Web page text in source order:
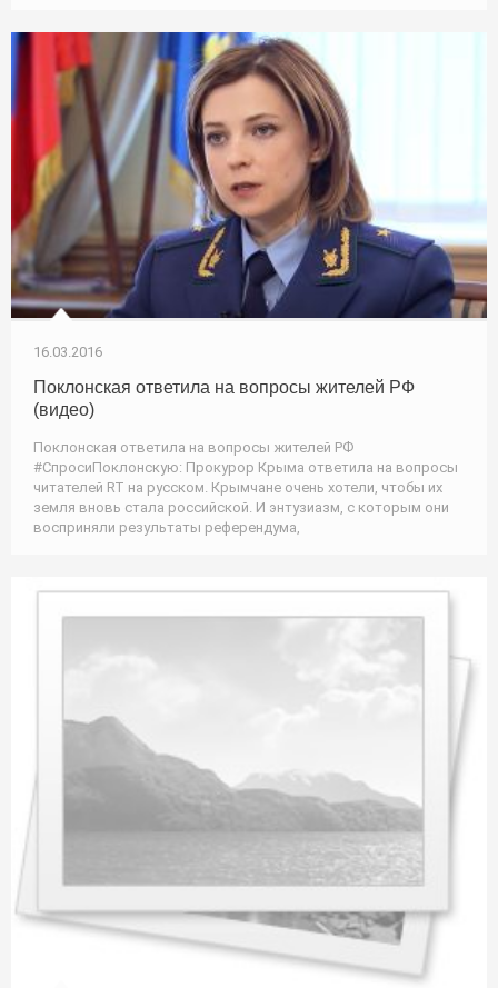
16.03.2016
Поклонская ответила на вопросы жителей РФ
(видео)
Поклонская ответила на вопросы жителей РФ
#СпросиПоклонскую: Прокурор Крыма ответила на вопросы
читателей RT на русском. Крымчане очень хотели, чтобы их
земля вновь стала российской. И энтузиазм, с которым они
восприняли результаты референдума,